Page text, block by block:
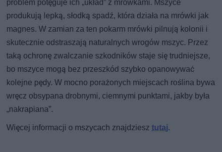
problem potęguje ich „układ” z mrówkami. Mszyce
produkują lepką, słodką spadź, która działa na mrówki jak
magnes. W zamian za ten pokarm mrówki pilnują kolonii i
skutecznie odstraszają naturalnych wrogów mszyc. Przez
taką ochronę zwalczanie szkodników staje się trudniejsze,
bo mszyce mogą bez przeszkód szybko opanowywać
kolejne pędy. W mocno porażonych miejscach roślina bywa
wręcz obsypana drobnymi, ciemnymi punktami, jakby była
„nakrapiana”.
Więcej informacji o mszycach znajdziesztutaj.